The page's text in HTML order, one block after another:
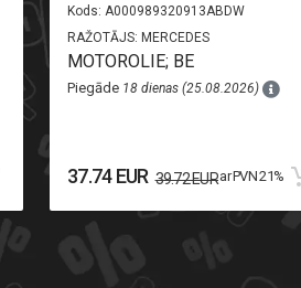
Kods: A000989320913ABDW
RAŽOTĀJS: MERCEDES
MOTOROLIE; BE
Piegāde 18 dienas (25.08.2026)
37.74 EUR 39.72 EURar PVN 21%